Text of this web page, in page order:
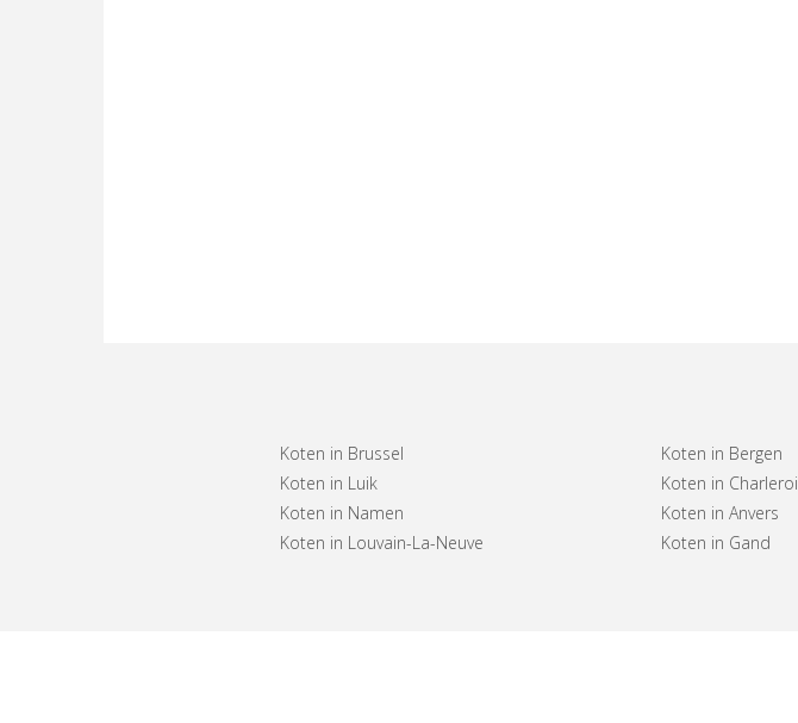
Koten in Brussel
Koten in Luik
Koten in Namen
Koten in Louvain-La-Neuve
Koten in Bergen
Koten in Charleroi
Koten in Anvers
Koten in Gand